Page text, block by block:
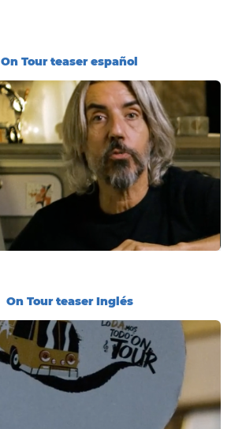
On Tour teaser español
On Tour teaser Inglés